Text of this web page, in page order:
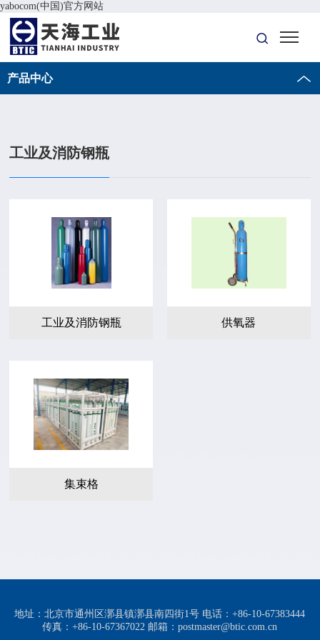
yabocom(中国)官方网站
产品中心
工业及消防钢瓶
工业及消防钢瓶 供氧器
集束格
地址：北京市通州区漷县镇漷县南四街1号 电话：+86-10-67383444
传真：+86-10-67367022 邮箱：postmaster@btic.com.cn